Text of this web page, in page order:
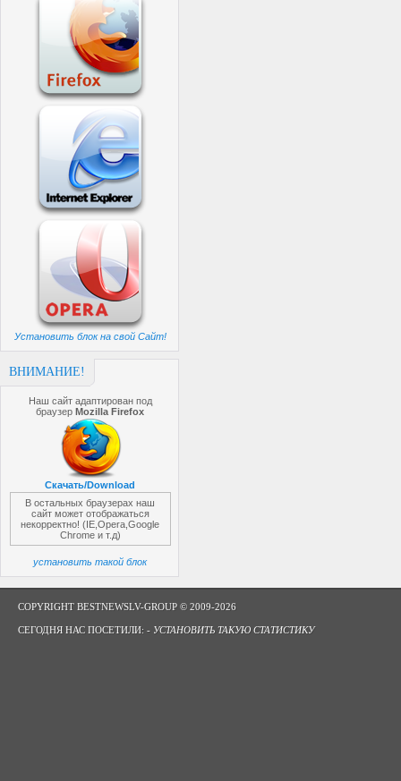
Установить блок на свой Сайт!
ВНИМАНИЕ!
Наш сайт адаптирован под
браузерMozilla Firefox
Скачать/Download
В остальных браузерах наш
сайт может отображаться
некорректно! (IE,Opera,Google
Chrome и т.д)
установить такой блок
COPYRIGHT BESTNEWSLV-GROUP © 2009-2026
СЕГОДНЯ НАС ПОСЕТИЛИ: - УСТАНОВИТЬ ТАКУЮ СТАТИСТИКУ